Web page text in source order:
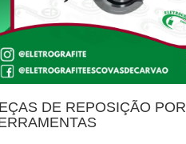
DE REPOSIÇÃO POR